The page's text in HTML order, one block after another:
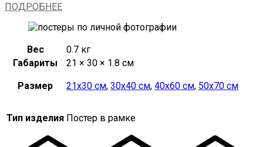
ПОДРОБНЕЕ
Вес
0.7 кг
Габариты
21 × 30 × 1.8 см
Размер 21х30 см, 30х40 см, 40х60 см, 50х70 см
Тип изделия Постер в рамке